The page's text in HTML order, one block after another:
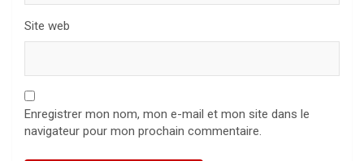
Site web
Enregistrer mon nom, mon e-mail et mon site dans le
navigateur pour mon prochain commentaire.